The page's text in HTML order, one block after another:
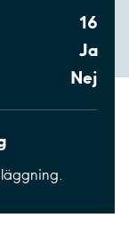
16
Ja
Nej